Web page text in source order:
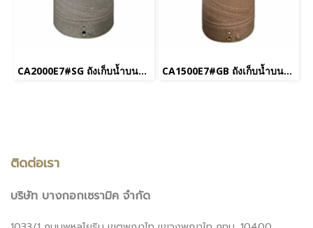
CA2000E7#SG ถังเก็บน้ำบนดิน 2,000 L รุ่น Breeze สีเทาประกาย CA1500E7#GB ถังเก็บน้ำบนดิน 1,500 L รุ่น Breeze สีทองประกาย
ติดต่อเรา
บริษัท บางกอกเซรามิค จำกัด